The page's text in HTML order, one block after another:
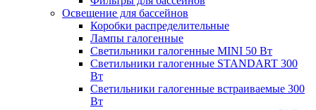
Освещение для бассейнов
Коробки распределительные
Лампы галогенные
Светильники галогенные MINI 50 Вт
Светильники галогенные STANDART 300
Вт
Светильники галогенные встраиваемые 300
Вт